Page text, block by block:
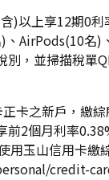
以上享12期0
、AirPods(10
，並掃描稅單
之新戶，繳
2個月利率
玉山信用卡
credit-